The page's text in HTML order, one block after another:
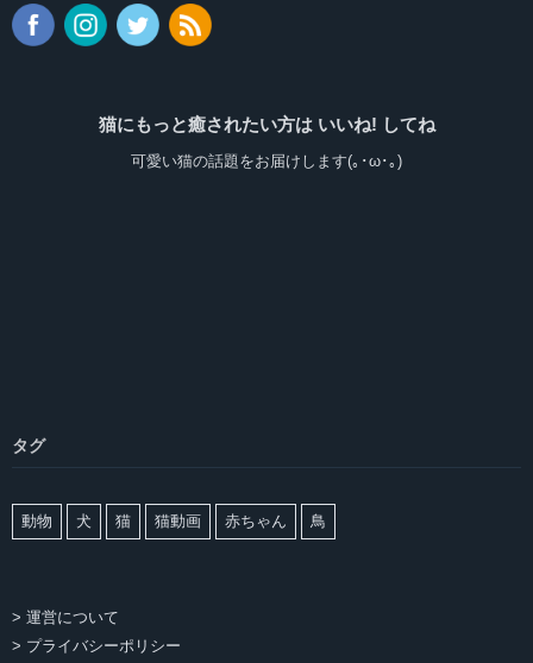
猫にもっと癒されたい方は いいね! してね
可愛い猫の話題をお届けします(｡･ω･｡)
タグ
動物 犬 猫 猫動画 赤ちゃん 鳥
> 運営について
> プライバシーポリシー